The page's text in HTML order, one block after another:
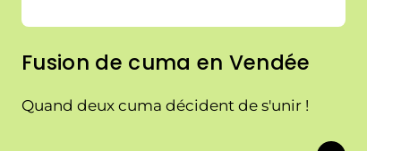
Fusion de cuma en Vendée
Quand deux cuma décident de s'unir !